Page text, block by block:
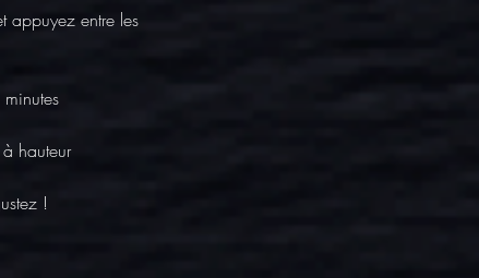
appuyez entre les
hauteur
!